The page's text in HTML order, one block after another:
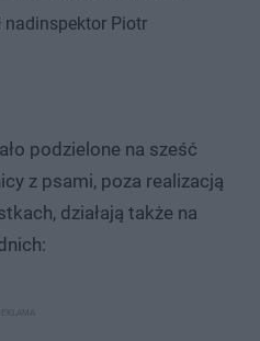
nadinspektor Piotr
podzielone na sześć
z psami, poza realizacją
działają także na